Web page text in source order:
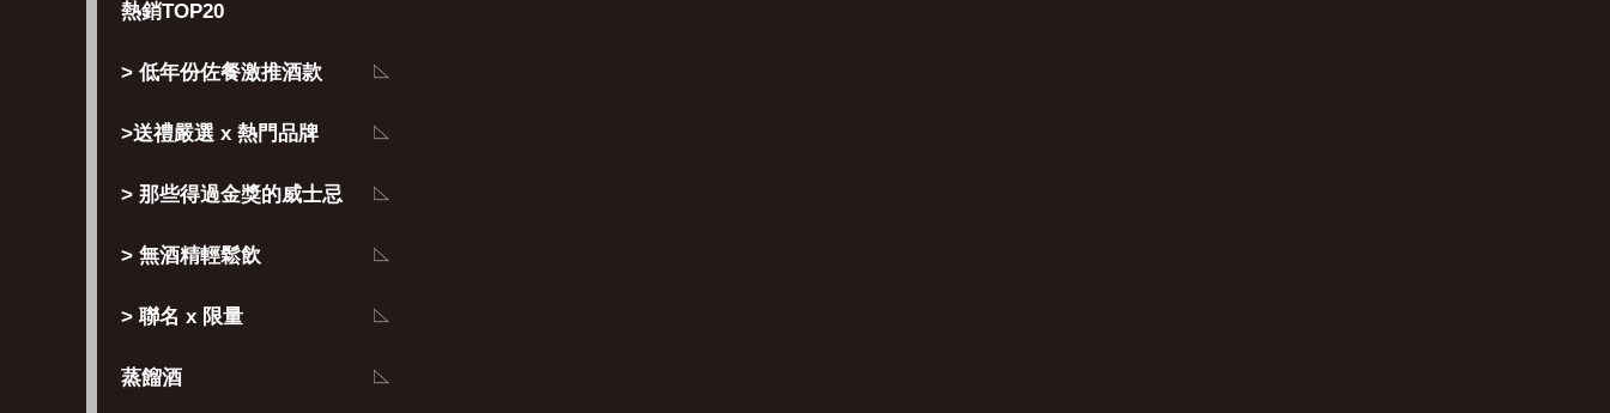
熱銷TOP20
> 低年份佐餐激推酒款
>送禮嚴選 x 熱門品牌
> 那些得過金獎的威士忌
> 無酒精輕鬆飲
> 聯名 x 限量
蒸餾酒